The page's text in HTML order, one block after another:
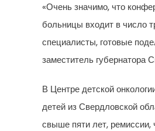
«Очень значимо, что
больницы входит в число
специалисты, готовые
заместитель губернатора
В Центре детской
детей из Свердловской
свыше пяти лет, ремиссии,